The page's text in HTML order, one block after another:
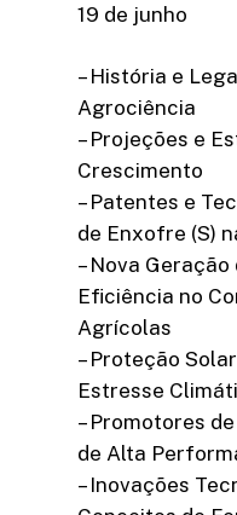
19 de junho
– História e
Agrociência
– Projeções e
Crescimento
– Patentes e
de Enxofre (S)
– Nova
Eficiência no
Agrícolas
– Proteção
Estresse
– Promotores
de Alta
– Inovações